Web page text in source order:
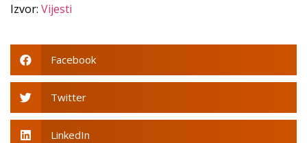
Izvor: Vijesti
Facebook
Twitter
LinkedIn